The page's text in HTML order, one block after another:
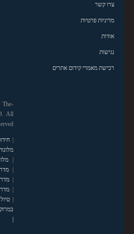
צרו קשר
מדיניות פרטיות
אודות
נגישות
רכישת מאמרי קידום אתרים
All
|
|
|
|